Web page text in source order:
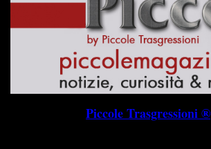
Piccole Trasgressioni ®